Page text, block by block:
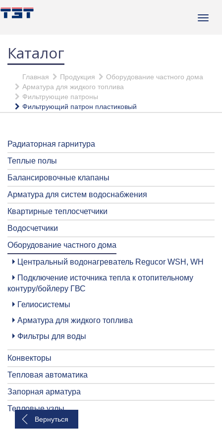
Каталог
Главная Продукция
Оборудование частного дома
Арматура для жидкого топлива
Фильтрующие патроны
Фильтрующий патрон пластиковый
Радиаторная гарнитура
Теплые полы
Балансировочные клапаны
Арматура для систем водоснабжения
Квартирные теплосчетчики
Водосчетчики
Оборудование частного дома
Центральный водонагреватель Regucor WSH, WH
Подключение источника тепла к отопительному
контуру/бойлеру ГВС
Гелиосистемы
Арматура для жидкого топлива
Фильтры для воды
Конвекторы
Тепловая автоматика
Запорная арматура
Тепловые узлы
Вернуться